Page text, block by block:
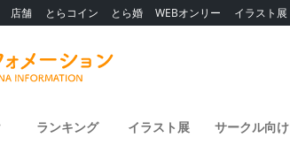
店舗 とらコイン とら婚 WEBオンリー イラスト展
ランキング イラスト展 サークル向け